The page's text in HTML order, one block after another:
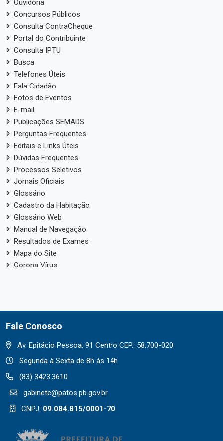
Ouvidoria
Concursos Públicos
Consulta ContraCheque
Portal do Contribuinte
Consulta IPTU
Busca
Telefones Úteis
Fala Cidadão
Fotos de Eventos
E-mail
Publicações SEMADS
Perguntas Frequentes
Editais e Links Úteis
Dúvidas Frequentes
Processos Seletivos
Jornais Oficiais
Glossário
Cadastro da Habitação
Glossário Web
Manual de Navegação
Resultados de Exames
Mapa do Site
Corona Vírus
Fale Conosco
Av. Epitácio Pessoa, 91 Centro CEP.: 58.700-020
Segunda à Sexta de 8h às 14h
(83) 3423.3610
gabinete@patos.pb.gov.br
CNPJ: 09.084.815/0001-70